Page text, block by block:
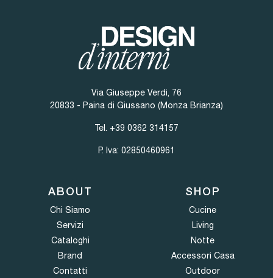
Via Giuseppe Verdi, 76
20833 - Paina di Giussano (Monza Brianza)
Tel. +39 0362 314157
P. Iva: 02850460961
ABOUT
Chi Siamo
Servizi
Cataloghi
Brand
Contatti
SHOP
Cucine
Living
Notte
Accessori Casa
Outdoor